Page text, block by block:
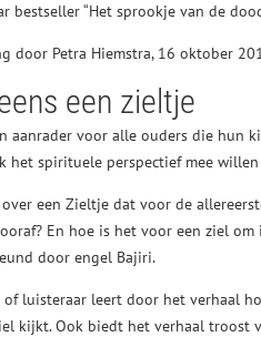
bestseller “Het sprookje van de
door Petra Hiemstra, 16 oktober
een zieltje
aanrader voor alle ouders die hun
het spirituele perspectief mee
een Zieltje dat voor de
En hoe is het voor een ziel
door engel Bajiri.
of luisteraar leert door het verhaal
kijkt. Ook biedt het verhaal troost